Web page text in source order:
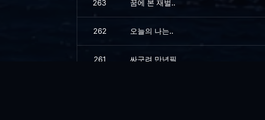
263 꿈에 본 재벌..
262 오늘의 나는..
261 싸구려 만년필